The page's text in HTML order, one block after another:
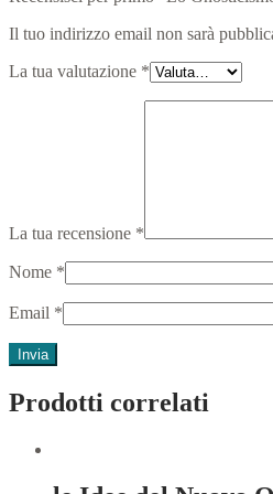
Il tuo indirizzo email non sarà
La tua valutazione *
La tua recensione *
Nome *
Email *
Prodotti correlati